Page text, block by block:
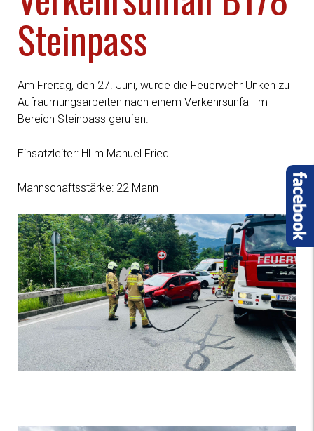
Steinpass
Am Freitag, den 27. Juni, wurde die Feuerwehr Unken zu
Aufräumungsarbeiten nach einem Verkehrsunfall im
Bereich Steinpass gerufen.
Einsatzleiter: HLm Manuel Friedl
Mannschaftsstärke: 22 Mann